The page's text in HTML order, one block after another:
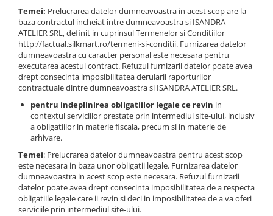
Temei: Prelucrarea datelor dumneavoastra in acest scop are la
baza contractul incheiat intre dumneavoastra si ISANDRA
ATELIER SRL, definit in cuprinsul Termenelor si Conditiilor
http://factual.silkmart.ro/termeni-si-conditii. Furnizarea datelor
dumneavoastra cu caracter personal este necesara pentru
executarea acestui contract. Refuzul furnizarii datelor poate avea
drept consecinta imposibilitatea derularii raporturilor
contractuale dintre dumneavoastra si ISANDRA ATELIER SRL.
pentru indeplinirea obligatiilor legale ce revin in
contextul serviciilor prestate prin intermediul site-ului, inclusiv
a obligatiilor in materie fiscala, precum si in materie de
arhivare.
Temei: Prelucrarea datelor dumneavoastra pentru acest scop
este necesara in baza unor obligatii legale. Furnizarea datelor
dumneavoastra in acest scop este necesara. Refuzul furnizarii
datelor poate avea drept consecinta imposibilitatea de a respecta
obligatiile legale care ii revin si deci in imposibilitatea de a va oferi
serviciile prin intermediul site-ului.